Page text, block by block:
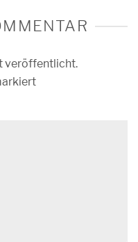
veröffentlicht.